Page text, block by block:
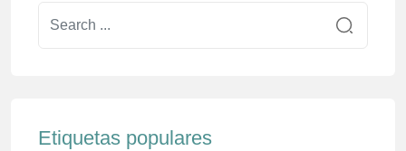
Etiquetas populares